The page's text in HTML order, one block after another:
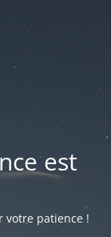
est
votre patience !